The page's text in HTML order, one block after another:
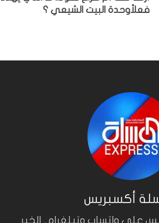
فعلاًوحدة البيت الشيعي ؟
أكسبريس
على واتساب وتيلغرام.. الخبر